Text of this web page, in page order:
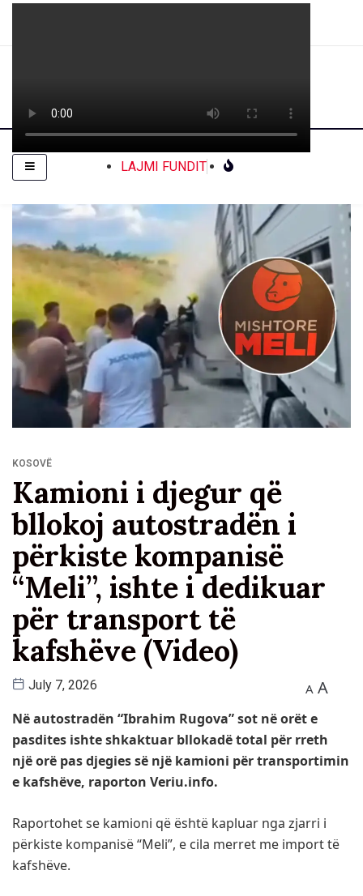
LAJMI FUNDIT
KOSOVË
Kamioni i djegur që
bllokoj autostradën i
përkiste kompanisë
“Meli”, ishte i dedikuar
për transport të
kafshëve (Video)
July 7, 2026 A A
Në autostradën “Ibrahim Rugova” sot në orët e
pasdites ishte shkaktuar bllokadë total për rreth
një orë pas djegies së një kamioni për transportimin
e kafshëve, raporton Veriu.info.
Raportohet se kamioni që është kapluar nga zjarri i
përkiste kompanisë “Meli”, e cila merret me import të
kafshëve.